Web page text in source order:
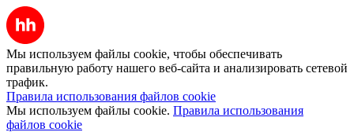
Мы используем файлы cookie, чтобы обеспечивать
правильную работу нашего веб-сайта и анализировать сетевой
трафик.
Правила использования файлов cookie
Мы используем файлы cookie. Правила использования
файлов cookie